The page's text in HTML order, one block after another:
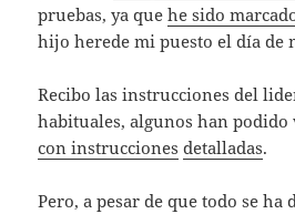
pruebas, ya quehe sido
hijo herede mi puesto el día de
Recibo las instrucciones del
habituales, algunos han
con instrucciones detalladas.
Pero, a pesar de que todo se ha